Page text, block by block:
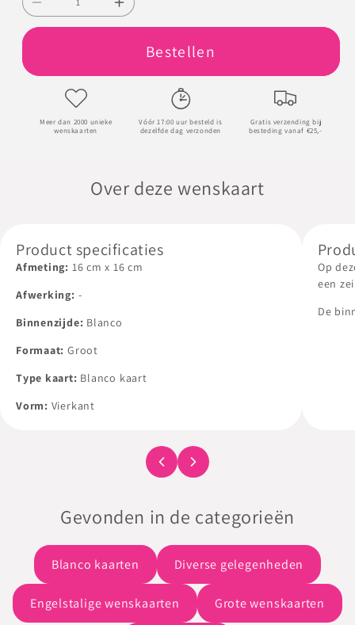
Aantal
verlagen
Bootje
Aantal
verhogen
voor
Bootje
Bestellen
Meer dan 2000 unieke
wenskaarten
Vóór 17:00 uur besteld is
dezelfde dag verzonden
Gratis verzending bij
besteding vanaf €25,-
Over deze wenskaart
Product specificaties
Afmeting: 16cm x16cm
Afwerking: -
Binnenzijde: Blanco
Formaat: Groot
Type kaart: Blanco kaart
Vorm: Vierkant
Op
een
De
Gevonden in de categorieën
Blanco kaarten Diverse gelegenheden
Engelstalige wenskaarten Grote wenskaarten